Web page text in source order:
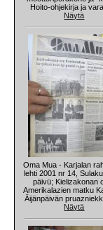
Hoito-ohjekirja ja
Näytä
Oma Mua - Karjalan
lehti 2001 nr 14,
päivü; Kielizakonan
Amerikalazien matku
Äijänpäivän
Näytä